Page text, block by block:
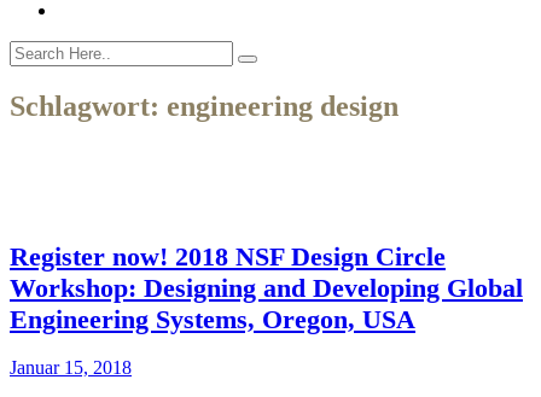
Schlagwort: engineering design
Register now! 2018 NSF Design Circle
Workshop: Designing and Developing Global
Engineering Systems, Oregon, USA
Januar 15, 2018